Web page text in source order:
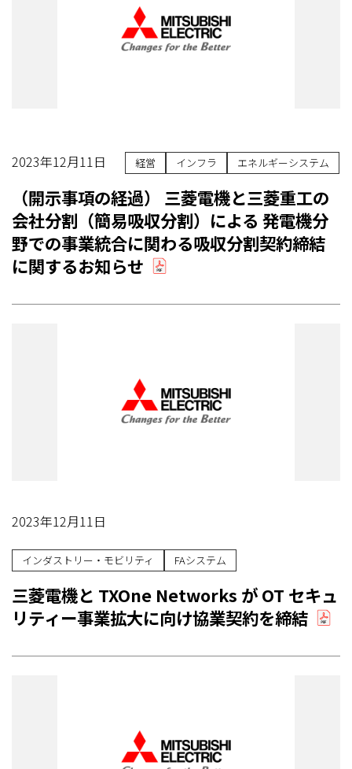
2023年12月11日 経営 インフラ エネルギーシステム
（開示事項の経過） 三菱電機と三菱重工の
会社分割（簡易吸収分割）による 発電機分
野での事業統合に関わる吸収分割契約締結
に関するお知らせ
2023年12月11日
インダストリー・モビリティ FAシステム
三菱電機と TXOne Networks が OT セキュ
リティー事業拡大に向け協業契約を締結